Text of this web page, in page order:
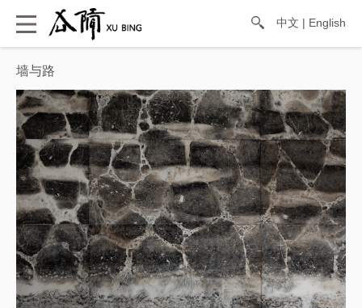
中文 | English
墙与路